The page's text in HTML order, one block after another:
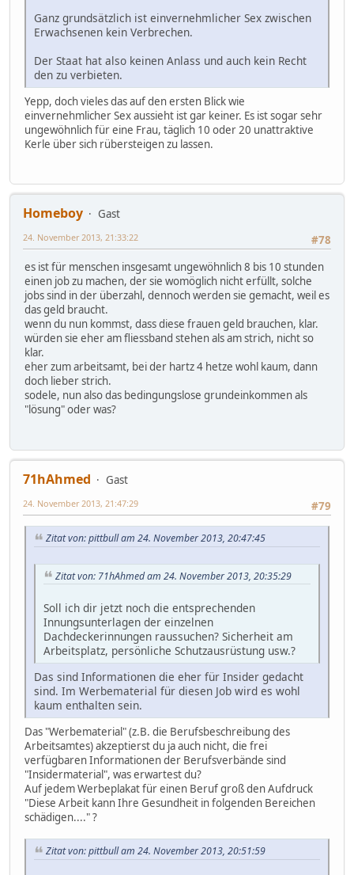
Ganz grundsätzlich ist einvernehmlicher Sex zwischen
Erwachsenen kein Verbrechen.
Der Staat hat also keinen Anlass und auch kein Recht
den zu verbieten.
Yepp, doch vieles das auf den ersten Blick wie
einvernehmlicher Sex aussieht ist gar keiner. Es ist sogar sehr
ungewöhnlich für eine Frau, täglich 10 oder 20 unattraktive
Kerle über sich rübersteigen zu lassen.
Homeboy
Gast
#78
24. November 2013, 21:33:22
es ist für menschen insgesamt ungewöhnlich 8 bis 10 stunden
einen job zu machen, der sie womöglich nicht erfüllt, solche
jobs sind in der überzahl, dennoch werden sie gemacht, weil es
das geld braucht.
wenn du nun kommst, dass diese frauen geld brauchen, klar.
würden sie eher am fliessband stehen als am strich, nicht so
klar.
eher zum arbeitsamt, bei der hartz 4 hetze wohl kaum, dann
doch lieber strich.
sodele, nun also das bedingungslose grundeinkommen als
"lösung" oder was?
71hAhmed
Gast
#79
24. November 2013, 21:47:29
Zitat von: pittbull am 24. November 2013, 20:47:45
Zitat von: 71hAhmed am 24. November 2013, 20:35:29
Soll ich dir jetzt noch die entsprechenden
Innungsunterlagen der einzelnen
Dachdeckerinnungen raussuchen? Sicherheit am
Arbeitsplatz, persönliche Schutzausrüstung usw.?
Das sind Informationen die eher für Insider gedacht
sind. Im Werbematerial für diesen Job wird es wohl
kaum enthalten sein.
Das "Werbematerial" (z.B. die Berufsbeschreibung des
Arbeitsamtes) akzeptierst du ja auch nicht, die frei
verfügbaren Informationen der Berufsverbände sind
"Insidermaterial", was erwartest du?
Auf jedem Werbeplakat für einen Beruf groß den Aufdruck
"Diese Arbeit kann Ihre Gesundheit in folgenden Bereichen
schädigen...." ?
Zitat von: pittbull am 24. November 2013, 20:51:59